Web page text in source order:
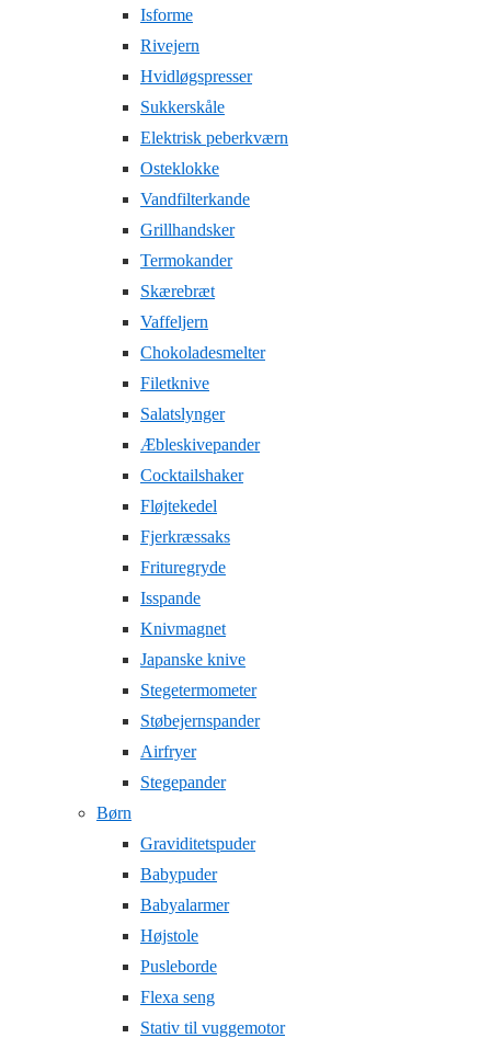
Isforme
Rivejern
Hvidløgspresser
Sukkerskåle
Elektrisk peberkværn
Osteklokke
Vandfilterkande
Grillhandsker
Termokander
Skærebræt
Vaffeljern
Chokoladesmelter
Filetknive
Salatslynger
Æbleskivepander
Cocktailshaker
Fløjtekedel
Fjerkræssaks
Frituregryde
Isspande
Knivmagnet
Japanske knive
Stegetermometer
Støbejernspander
Airfryer
Stegepander
Børn
Graviditetspuder
Babypuder
Babyalarmer
Højstole
Pusleborde
Flexa seng
Stativ til vuggemotor